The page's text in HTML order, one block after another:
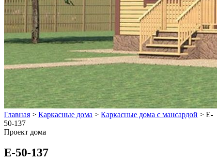
Главная > Каркасные дома > Каркасные дома с мансардой > E-
50-137
Проект дома
E-50-137